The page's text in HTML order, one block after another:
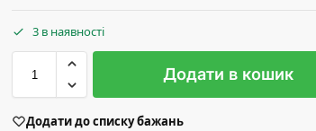
3 в наявності
Додати в кошик
Додати до списку бажань